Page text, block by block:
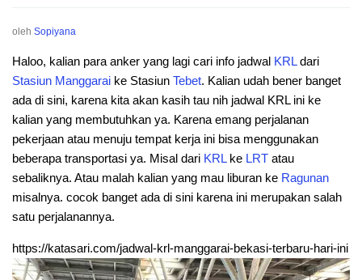
oleh Sopiyana
Haloo, kalian para anker yang lagi cari info jadwal KRLdari
Stasiun Manggarai ke Stasiun Tebet. Kalian udah bener banget
ada di sini, karena kita akan kasih tau nih jadwal KRL ini ke
kalian yang membutuhkan ya. Karena emang perjalanan
pekerjaan atau menuju tempat kerja ini bisa menggunakan
beberapa transportasi ya. Misal dari KRLke LRT atau
sebaliknya. Atau malah kalian yang mau liburan ke Ragunan
misalnya. cocok banget ada di sini karena ini merupakan salah
satu perjalanannya.
https://katasari.com/jadwal-krl-manggarai-bekasi-terbaru-hari-ini